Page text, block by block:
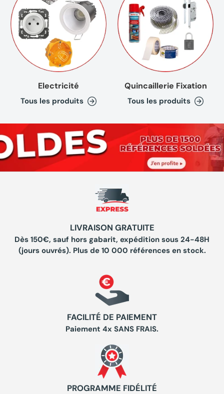
Electricité
Tous les produits
Quincaillerie Fixation
Tous les produits
LIVRAISON GRATUITE
Dès 150€, sauf hors gabarit, expédition sous 24-48H
(jours ouvrés). Plus de 10 000 références en stock.
FACILITÉ DE PAIEMENT
Paiement 4x SANS FRAIS.
PROGRAMME FIDÉLITÉ